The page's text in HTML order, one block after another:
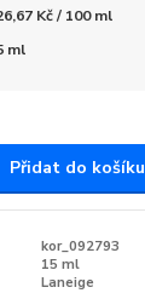
Kč / 100 ml
ml
Přidat do košíku
kor_092793
15 ml
Laneige